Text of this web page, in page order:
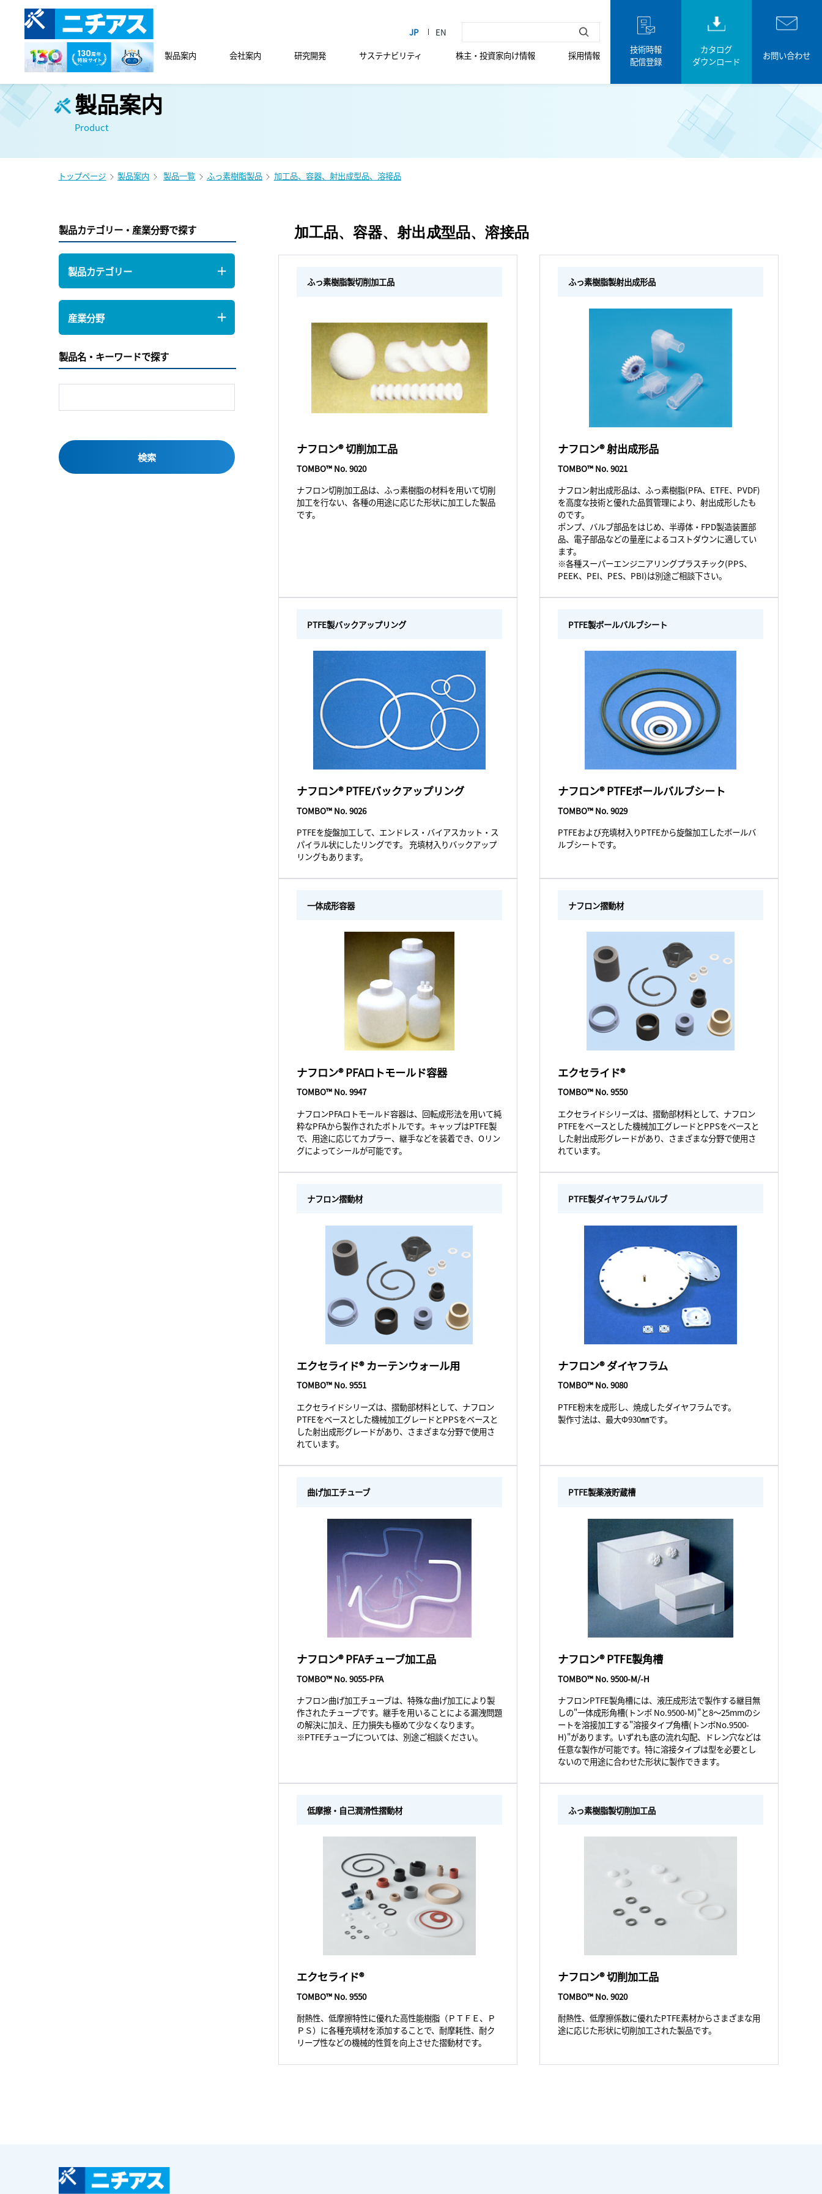
製品案内 会社案内 研究開発 サステナビリティ 株主・投資家向け情報 採用情報
技術時報
配信登録
カタログ
ダウンロード
お問い合わせ
製品案内
Product
トップページ 製品案内 製品一覧 ふっ素樹脂製品 加工品、容器、射出成型品、溶接品
製品カテゴリー・産業分野で探す
製品カテゴリー
産業分野
製品名・キーワードで探す
加工品、容器、射出成型品、溶接品
ふっ素樹脂製切削加工品
ナフロン® 切削加工品
TOMBO™ No. 9020
ナフロン切削加工品は、ふっ素樹脂の材料を用いて切削
加工を行ない、各種の用途に応じた形状に加工した製品
です。
ふっ素樹脂製射出成形品
ナフロン® 射出成形品
TOMBO™ No. 9021
ナフロン射出成形品は、ふっ素樹脂(PFA、ETFE、PVDF)
を高度な技術と優れた品質管理により、射出成形したも
のです。
ポンプ、バルブ部品をはじめ、半導体・FPD製造装置部
品、電子部品などの量産によるコストダウンに適してい
ます。
※各種スーパーエンジニアリングプラスチック(PPS、
PEEK、PEI、PES、PBI)は別途ご相談下さい。
PTFE製バックアップリング
ナフロン® PTFEバックアップリング
TOMBO™ No. 9026
PTFEを旋盤加工して、エンドレス・バイアスカット・ス
パイラル状にしたリングです。 充填材入りバックアップ
リングもあります。
PTFE製ボールバルブシート
ナフロン® PTFEボールバルブシート
TOMBO™ No. 9029
PTFEおよび充填材入りPTFEから旋盤加工したボールバ
ルブシートです。
一体成形容器
ナフロン® PFAロトモールド容器
TOMBO™ No. 9947
ナフロンPFAロトモールド容器は、回転成形法を用いて純
粋なPFAから製作されたボトルです。キャップはPTFE製
で、用途に応じてカプラー、継手などを装着でき、Oリン
グによってシールが可能です。
ナフロン摺動材
エクセライド®
TOMBO™ No. 9550
エクセライドシリーズは、摺動部材料として、ナフロン
PTFEをベースとした機械加工グレードとPPSをベースと
した射出成形グレードがあり、さまざまな分野で使用さ
れています。
ナフロン摺動材
エクセライド® カーテンウォール用
TOMBO™ No. 9551
エクセライドシリーズは、摺動部材料として、ナフロン
PTFEをベースとした機械加工グレードとPPSをベースと
した射出成形グレードがあり、さまざまな分野で使用さ
れています。
PTFE製ダイヤフラムバルブ
ナフロン® ダイヤフラム
TOMBO™ No. 9080
PTFE粉末を成形し、焼成したダイヤフラムです。
製作寸法は、最大Φ930㎜です。
曲げ加工チューブ
ナフロン® PFAチューブ加工品
TOMBO™ No. 9055-PFA
ナフロン曲げ加工チューブは、特殊な曲げ加工により製
作されたチューブです。継手を用いることによる漏洩問題
の解決に加え、圧力損失も極めて少なくなります。
※PTFEチューブについては、別途ご相談ください。
PTFE製薬液貯蔵槽
ナフロン® PTFE製角槽
TOMBO™ No. 9500-M/-H
ナフロンPTFE製角槽には、液圧成形法で製作する継目無
しの"一体成形角槽(トンボ No.9500-M)"と8～25mmのシ
ートを溶接加工する"溶接タイプ角槽(トンボNo.9500-
H)"があります。いずれも底の流れ勾配、ドレン穴などは
任意な製作が可能です。特に溶接タイプは型を必要とし
ないので用途に合わせた形状に製作できます。
低摩擦・自己潤滑性摺動材
エクセライド®
TOMBO™ No. 9550
耐熱性、低摩擦特性に優れた高性能樹脂（ＰＴＦＥ、Ｐ
ＰＳ）に各種充填材を添加することで、耐摩耗性、耐ク
リープ性などの機械的性質を向上させた摺動材です。
ふっ素樹脂製切削加工品
ナフロン® 切削加工品
TOMBO™ No. 9020
耐熱性、低摩擦係数に優れたPTFE素材からさまざまな用
途に応じた形状に切削加工された製品です。